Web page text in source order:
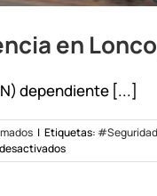
en
dependiente [...]
| Etiquetas:
en
Corte